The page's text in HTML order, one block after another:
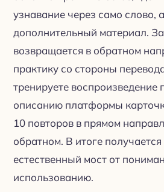
узнавание через само слово,
дополнительный материал.
возвращается в обратном
практику со стороны
тренируете воспроизведение
описанию платформы
10 повторов в прямом
обратном. В итоге
естественный мост от
использованию.